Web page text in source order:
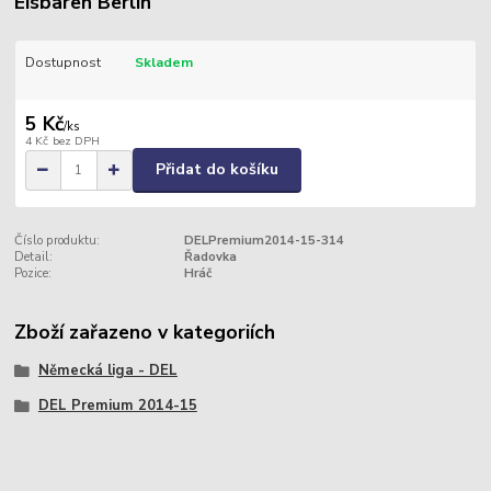
Dostupnost Skladem
5 Kč/ks
4 Kč bez DPH
Přidat do košíku
Číslo produktu:
DELPremium2014-15-314
Detail:
Řadovka
Pozice:
Hráč
Zboží zařazeno v kategoriích
Německá liga - DEL
DEL Premium 2014-15